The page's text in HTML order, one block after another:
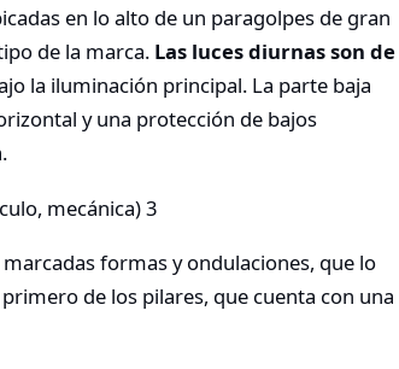
en lo alto de un paragolpes de gran
de la marca. Las luces diurnas son de
la iluminación principal. La parte baja
y una protección de bajos
formas y ondulaciones, que lo
de los pilares, que cuenta con una